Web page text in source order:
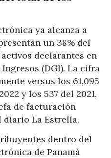
ya alcanza a
un 38% del
declarantes en
(DGI). La cifra
versus los 61,095
y los 537 del 2021,
de facturación
diario La Estrella.
dentro del
de Panamá